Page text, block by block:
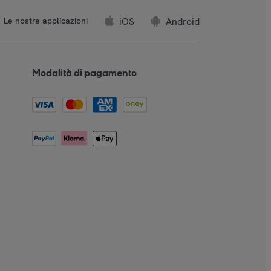
Le nostre applicazioni iOS Android
Modalità di pagamento